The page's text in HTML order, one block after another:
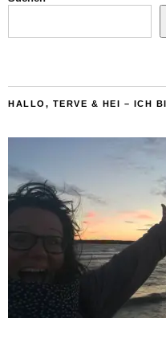
HALLO, TERVE & HEI – ICH